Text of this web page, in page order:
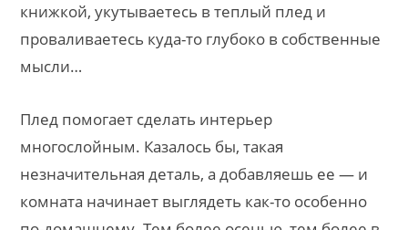
книжкой, укутываетесь в теплый плед и
проваливаетесь куда-то глубоко в собственные
мысли…
Плед помогает сделать интерьер
многослойным. Казалось бы, такая
незначительная деталь, а добавляешь ее — и
комната начинает выглядеть как-то особенно